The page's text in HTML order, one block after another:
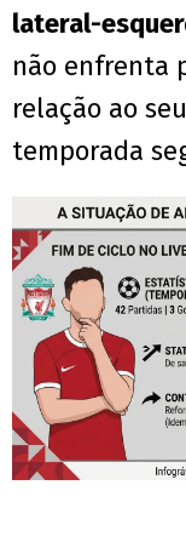
lateral-
não enfrenta
relação ao
temporada